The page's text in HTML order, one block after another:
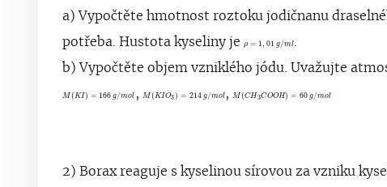
a) Vypočtěte hmotnost roztoku jodičnanu
potřeba. Hustota kyseliny je ρ = 1, 01 g/ml
ρ=1,01g.
b) Vypočtěte objem vzniklého jódu. Uvažujte
M(KI) = 166 g/mol
M(KI)=166g/m ol
,M (KIO3 ) = 214 g/mol
M(KIO3)=214g/mo l
,M (CH3COOH) = 60 g/mol
M(CH3C OOH
2) Borax reaguje s kyselinou sírovou za vzniku